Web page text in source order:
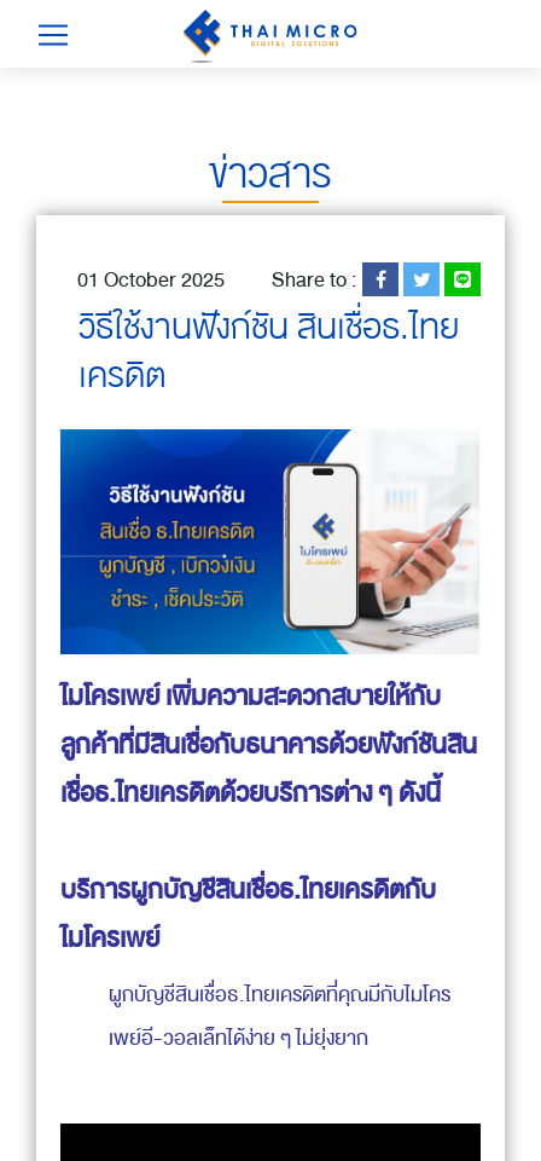
ข่าวสาร
01 October 2025 Share to :
วิธีใช้งานฟังก์ชัน สินเชื่อธ.ไทย
เครดิต
ไมโครเพย์ เพิ่มความสะดวกสบายให้กับ
ลูกค้าที่มีสินเชื่อกับธนาคารด้วยฟังก์ชันสิน
เชื่อธ.ไทยเครดิตด้วยบริการต่าง ๆ ดังนี้
บริการผูกบัญชีสินเชื่อธ.ไทยเครดิตกับ
ไมโครเพย์
ผูกบัญชีสินเชื่อธ.ไทยเครดิตที่คุณมีกับไมโคร
เพย์อี-วอลเล็ทได้ง่าย ๆ ไม่ยุ่งยาก